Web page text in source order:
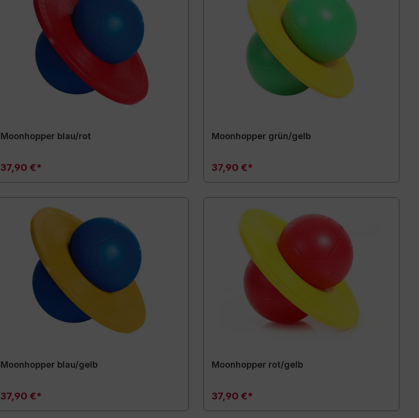
Moonhopper blau/rot
37,90 €*
Moonhopper grün/gelb
37,90 €*
Moonhopper blau/gelb
37,90 €*
Moonhopper rot/gelb
37,90 €*